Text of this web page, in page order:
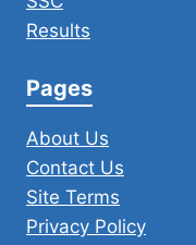
Results
Pages
About Us
Contact Us
Site Terms
Privacy Policy